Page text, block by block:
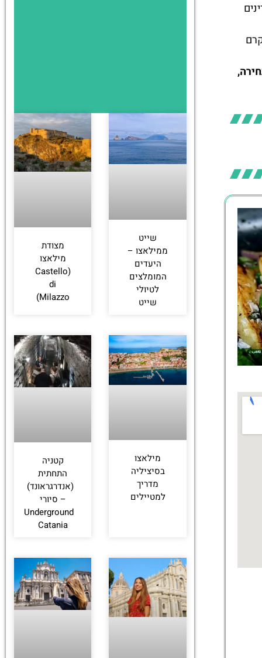
שייט
ממילאצו –
היעדים
המומלצים
לטיולי
שייט
מצודת
מילאצו
(Castello
di
Milazzo)
מילאצו
בסיציליה
מדריך
למטיילים
קטניה
התחתית
(אנדרגראונד)
– סיורי
Underground
Catania